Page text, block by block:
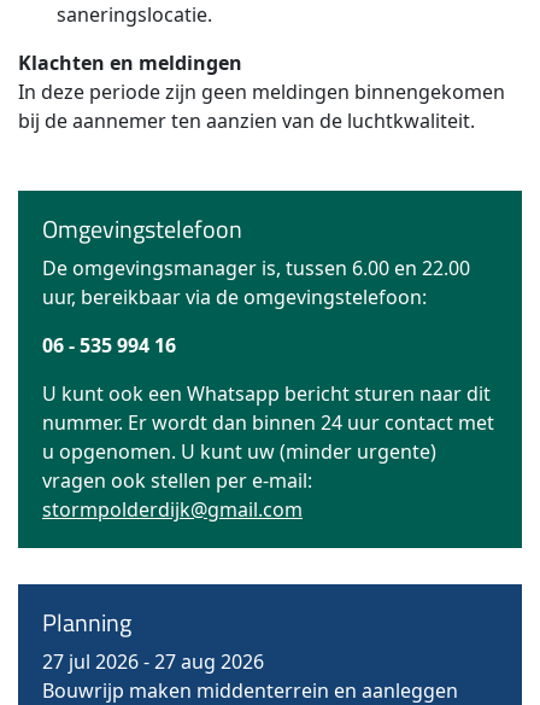
saneringslocatie.
Klachten en meldingen
In deze periode zijn geen meldingen binnengekomen
bij de aannemer ten aanzien van de luchtkwaliteit.
Omgevingstelefoon
De omgevingsmanager is, tussen 6.00 en 22.00
uur, bereikbaar via de omgevingstelefoon:
06 - 535 994 16
U kunt ook een Whatsapp bericht sturen naar dit
nummer. Er wordt dan binnen 24 uur contact met
u opgenomen. U kunt uw (minder urgente)
vragen ook stellen per e-mail:
stormpolderdijk@gmail.com
Planning
27 jul 2026-27 aug 2026
Bouwrijp maken middenterrein en aanleggen